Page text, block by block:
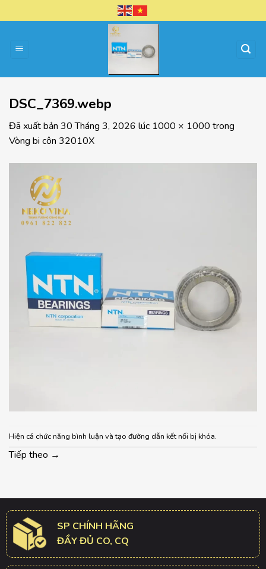
đến
dung
DSC_7369.webp
Đã xuất bản 30 Tháng 3, 2026 lúc 1000 × 1000 trong
Vòng bi côn 32010X
Hiện cả chức năng bình luận và tạo đường dẫn kết nối bị khóa.
Tiếp theo →
SP CHÍNH HÃNG
ĐẦY ĐỦ CO, CQ